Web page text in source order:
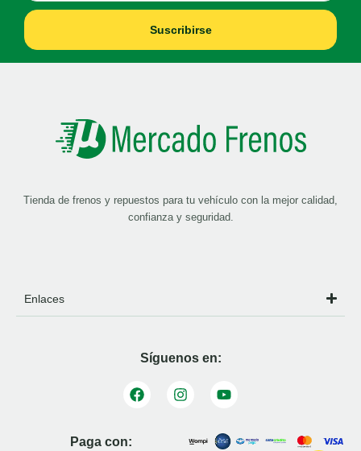
Suscribirse
Tienda de frenos y repuestos para tu vehículo con la mejor calidad,
confianza y seguridad.
Enlaces
Síguenos en:
Paga con: